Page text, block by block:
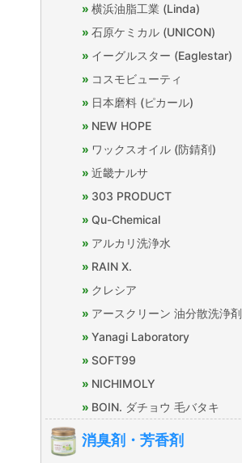
横浜油脂工業 (Linda)
石原ケミカル (UNICON)
イーグルスター (Eaglestar)
コスモビューティ
日本磨料 (ピカール)
NEW HOPE
ワックスオイル (防錆剤)
近畿ナルサ
303 PRODUCT
Qu-Chemical
アルカリ洗浄水
RAIN X.
クレシア
アースクリーン 油分散洗浄剤
Yanagi Laboratory
SOFT99
NICHIMOLY
BOIN. ダチョウ 毛バタキ
消臭剤・芳香剤